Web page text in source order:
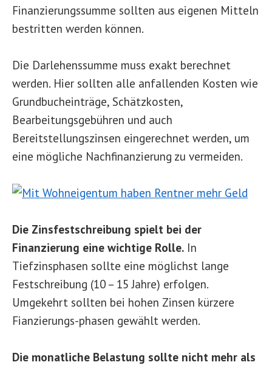
Finanzierungssumme sollten aus eigenen Mitteln
bestritten werden können.
Die Darlehenssumme muss exakt berechnet
werden. Hier sollten alle anfallenden Kosten wie
Grundbucheinträge, Schätzkosten,
Bearbeitungsgebühren und auch
Bereitstellungszinsen eingerechnet werden, um
eine mögliche Nachfinanzierung zu vermeiden.
Die Zinsfestschreibung spielt bei der
Finanzierung eine wichtige Rolle. In
Tiefzinsphasen sollte eine möglichst lange
Festschreibung (10 – 15 Jahre) erfolgen.
Umgekehrt sollten bei hohen Zinsen kürzere
Fianzierungs-phasen gewählt werden.
Die monatliche Belastung sollte nicht mehr als